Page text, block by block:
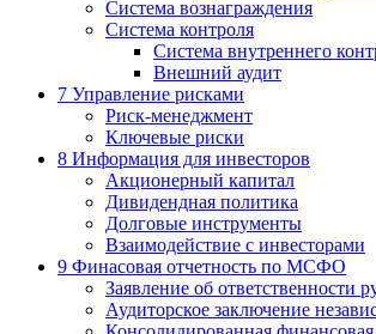
Система вознаграждения
Система контроля
Система внутреннего
Внешний аудит
7 Управление рисками
Риск-менеджмент
Ключевые риски
8 Информация для инвесторов
Акционерный капитал
Дивидендная политика
Долговые инструменты
Взаимодействие с инвеcторами
9 Финасовая отчетность по МСФО
Заявление об ответственности
Аудиторское заключение